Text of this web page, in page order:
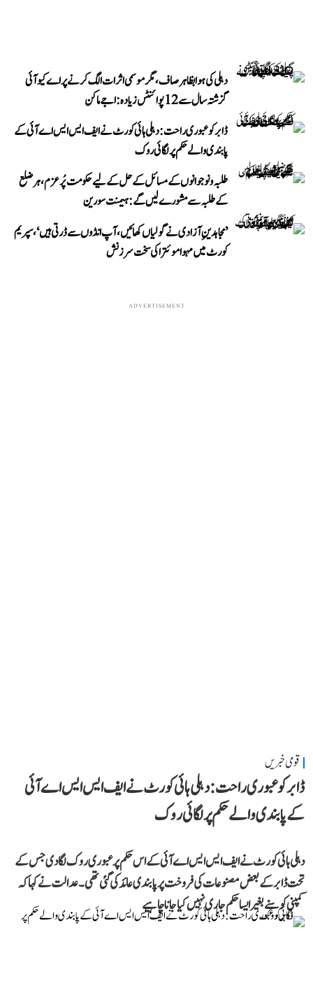
دہلی کی ہوا بظاہر صاف، مگر موسمی اثرات الگ کرنے پر اے کیو آئی
گزشتہ سال سے 12 پوائنٹس زیادہ: اجے ماکن
ڈابر کو عبوری راحت: دہلی ہائی کورٹ نے ایف ایس ایس اے آئی کے
پابندی والے حکم پر لگائی روک
طلبہ و نوجوانوں کے مسائل کے حل کے لیے حکومت پُرعزم، ہر ضلع
کے طلبہ سے مشورے لیں گے: ہیمنت سورین
’مجاہدینِ آزادی نے گولیاں کھائیں، آپ انڈوں سے ڈرتی ہیں‘، سپریم
کورٹ میں مہوا موئترا کی سخت سرزنش
ADVERTISEMENT
قومی خبریں
ڈابر کو عبوری راحت: دہلی ہائی کورٹ نے ایف ایس ایس اے آئی
کے پابندی والے حکم پر لگائی روک
دہلی ہائی کورٹ نے ایف ایس ایس اے آئی کے اس حکم پر عبوری روک لگا دی جس کے
تحت ڈابر کے بعض مصنوعات کی فروخت پر پابندی عائد کی گئی تھی۔ عدالت نے کہا کہ
کمپنی کو سنے بغیر ایسا حکم جاری نہیں کیا جانا چاہیے